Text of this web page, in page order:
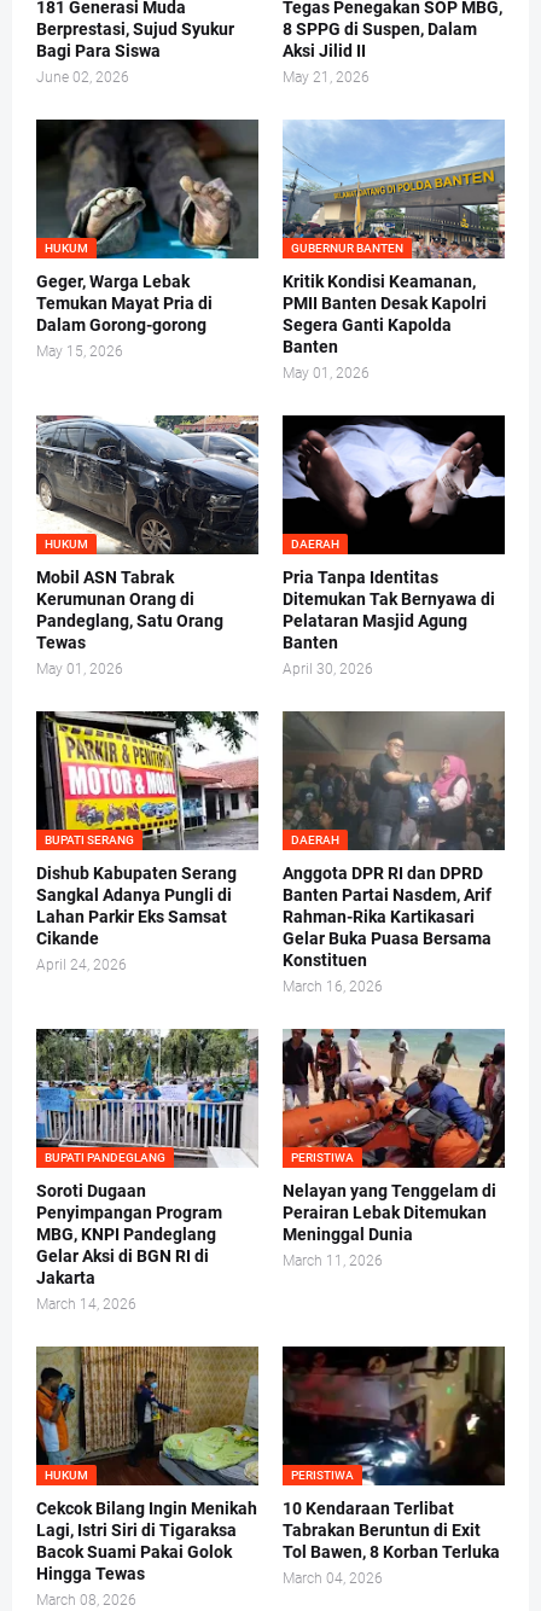
181 Generasi Muda
Berprestasi, Sujud Syukur
Bagi Para Siswa
June 02, 2026
Tegas Penegakan SOP MBG,
8 SPPG di Suspen, Dalam
Aksi Jilid II
May 21, 2026
HUKUM
Geger, Warga Lebak
Temukan Mayat Pria di
Dalam Gorong-gorong
May 15, 2026
GUBERNUR BANTEN
Kritik Kondisi Keamanan,
PMII Banten Desak Kapolri
Segera Ganti Kapolda
Banten
May 01, 2026
HUKUM
Mobil ASN Tabrak
Kerumunan Orang di
Pandeglang, Satu Orang
Tewas
May 01, 2026
DAERAH
Pria Tanpa Identitas
Ditemukan Tak Bernyawa di
Pelataran Masjid Agung
Banten
April 30, 2026
BUPATI SERANG
Dishub Kabupaten Serang
Sangkal Adanya Pungli di
Lahan Parkir Eks Samsat
Cikande
April 24, 2026
DAERAH
Anggota DPR RI dan DPRD
Banten Partai Nasdem, Arif
Rahman-Rika Kartikasari
Gelar Buka Puasa Bersama
Konstituen
March 16, 2026
BUPATI PANDEGLANG
Soroti Dugaan
Penyimpangan Program
MBG, KNPI Pandeglang
Gelar Aksi di BGN RI di
Jakarta
March 14, 2026
PERISTIWA
Nelayan yang Tenggelam di
Perairan Lebak Ditemukan
Meninggal Dunia
March 11, 2026
HUKUM
Cekcok Bilang Ingin Menikah
Lagi, Istri Siri di Tigaraksa
Bacok Suami Pakai Golok
Hingga Tewas
March 08, 2026
PERISTIWA
10 Kendaraan Terlibat
Tabrakan Beruntun di Exit
Tol Bawen, 8 Korban Terluka
March 04, 2026